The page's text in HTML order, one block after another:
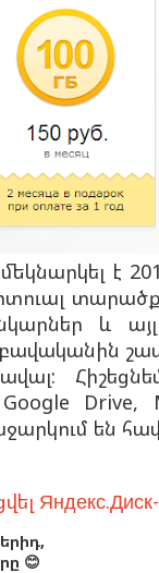
է
և
բավականին
Google
են
😊